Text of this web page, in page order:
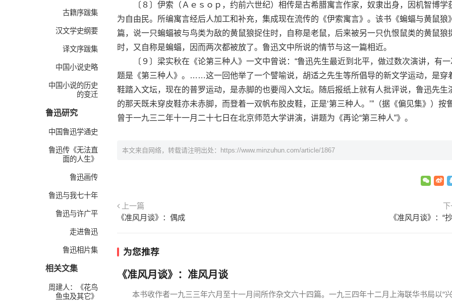
古籍序跋集
汉文学史纲要
译文序跋集
中国小说史略
中国小说的历史
的变迁
鲁迅研究
中国鲁迅学通史
鲁迅传《无法直
面的人生》
鲁迅画传
鲁迅与我七十年
鲁迅与许广平
走进鲁迅
鲁迅相片集
相关文集
周建人：《花鸟
鱼虫及其它》
〔８〕伊索（Ａｅｓｏｐ，约前六世纪）相传是古希腊寓言作家，奴隶出身，因机智博学
为自由民。所编寓言经后人加工和补充，集成现在流传的《伊索寓言》。该书《蝙蝠与黄鼠狼
篇，说一只蝙蝠被与鸟类为敌的黄鼠狼捉住时，自称是老鼠，后来被另一只仇恨鼠类的黄鼠狼
时，又自称是蝙蝠，因而两次都被放了。鲁迅文中所说的情节与这一篇相近。
〔９〕梁实秋在《论第三种人》一文中曾说：“鲁迅先生最近到北平，做过数次演讲，有一
题是《第三种人》。……这一回他举了一个譬喻说，胡适之先生等所倡导的新文学运动，是穿
鞋踏入文坛，现在的普罗运动，是赤脚的也要闯入文坛。随后报纸上就有人批评说，鲁迅先生
的那天既未穿皮鞋亦未赤脚，而登着一双帆布胶皮鞋，正是‘第三种人。’”（据《偏见集》）按
曾于一九三二年十一月二十七日在北京师范大学讲演，讲题为《再论“第三种人”》。
本文来自网络，转载请注明出处： https://www.minzuhun.com/article/1867
上一篇
《准风月谈》：偶成
《准风月谈》：“
为您推荐
《准风月谈》：准风月谈
本书收作者一九三三年六月至十一月间所作杂文六十四篇。一九三四年十二月上海联华书局以“